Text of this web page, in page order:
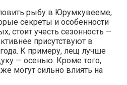
рыбу в Юрумкувееме,
секреты и особенности
стоит учесть сезонность —
присутствуют в
К примеру, лещ лучше
— осенью. Кроме того,
могут сильно влиять на